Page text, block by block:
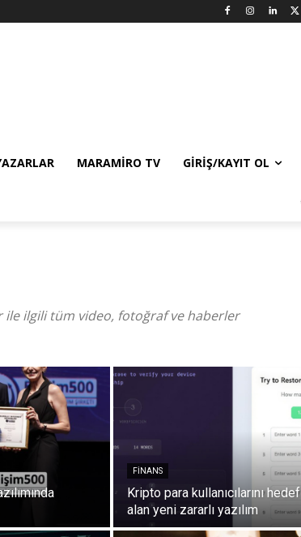
MARAMIRO TV GIRIŞ/KAYIT OL
ile ilgili tüm video, fotoğraf ve haberler
FINANS
Kripto para kullanıcılarını hedef
alan yeni zararlı yazılım